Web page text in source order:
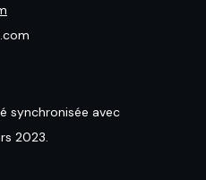
synchronisée avec
2023.